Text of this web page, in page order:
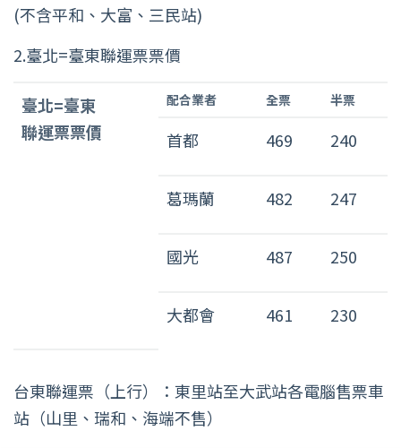
(不含平和、大富、三民站)
2.臺北=臺東聯運票票價
北臺北=臺東
聯運票票價
配合業者 全票 半票
首都 469 240
葛瑪蘭 482 247
國光 487 250
大都會 461 230
台東聯運票（上行）：東里站至大武站各電腦售票車
站（山里、瑞和、海端不售）